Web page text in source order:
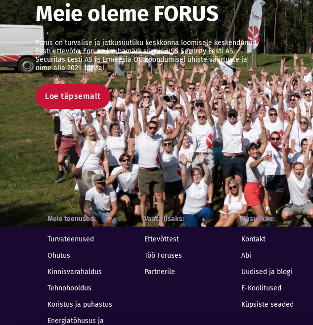
Meie oleme FORUS
Forus on turvalise ja jätkusuutliku keskkonna loomisele keskendunud
Eesti ettevõte. Foruse kaubamärk sündis USS Security Eesti AS,
Securitas Eesti AS ja Ermeesia OÜ koondumisel ühiste väärtuste ja
nime alla 2021. aastal.
Loe täpsemalt
Meie teenused
Turvateenused
Ohutus
Kinnisvarahaldus
Tehnohooldus
Koristus ja puhastus
Energiatõhusus ja
Vaata lisaks
Ettevõttest
Töö Foruses
Partnerile
Kasulikku
Kontakt
Abi
Uudised ja blogi
E-Koolitused
Küpsiste seaded